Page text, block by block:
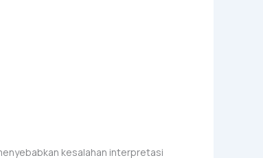
kesalahan interpretasi